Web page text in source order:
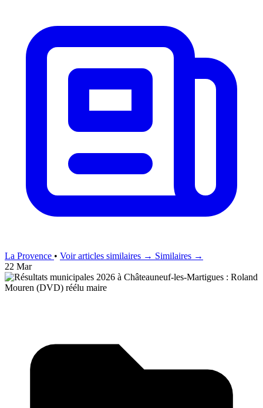
La Provence • Voir articles similaires → Similaires →
22 Mar